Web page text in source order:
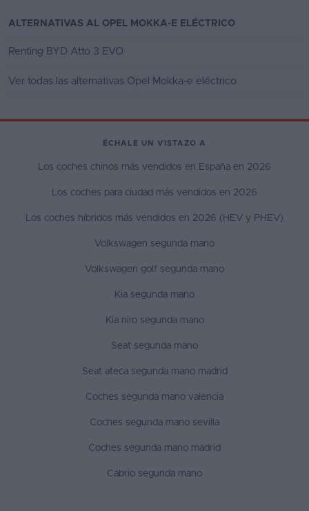
ALTERNATIVAS AL OPEL MOKKA-E ELÉCTRICO
Renting BYD Atto 3 EVO
Ver todas las alternativas Opel Mokka-e eléctrico
ÉCHALE UN VISTAZO A
Los coches chinos más vendidos en España en 2026
Los coches para ciudad más vendidos en 2026
Los coches híbridos más vendidos en 2026 (HEV y PHEV)
Volkswagen segunda mano
Volkswagen golf segunda mano
Kia segunda mano
Kia niro segunda mano
Seat segunda mano
Seat ateca segunda mano madrid
Coches segunda mano valencia
Coches segunda mano sevilla
Coches segunda mano madrid
Cabrio segunda mano